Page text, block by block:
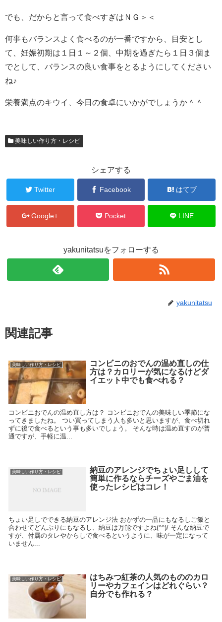
でも、だからと言って食べすぎはＮＧ＞＜
何事もバランスよく食べるのが一番ですから、目安とし
て、妊娠初期は１日１～２個、中期を過ぎたら１日３個ま
でとして、バランスの良い食事をとるようにしてください
ね♪
栄養満点のキウイ、今日の食卓にいかがでしょうか＾＾
美味しい作り方・レシピ
シェアする
Twitter Facebook はてブ
Google+ Pocket LINE
yakunitatsuをフォローする
yakunitatsu
関連記事
美味しい作り方・レシピ
コンビニのおでんの温め直しの仕
方は？カロリーが気になるけどダ
イエット中でも食べれる？
コンビニおでんの温め直し方は？ コンビニおでんの美味しい季節にな
ってきましたね。 つい買ってしまう人も多いと思いますが、食べ切れ
ずに後で食べるという事も多いでしょう。 そんな時は温め直すのが普
通ですが、手軽に温...
美味しい作り方・レシピ
納豆のアレンジでちょい足しして
簡単に作るならチーズやごま油を
使ったレシピはコレ！
ちょい足しでできる納豆のアレンジ法 おかずの一品にもなるしご飯と
合わせてどんぶりにもなるし、納豆は万能ですよね(^^)/ そんな納豆で
すが、付属のタレやからしで食べるというように、味が一定になって
いません...
美味しい作り方・レシピ
はちみつ紅茶の人気のもののカロ
リーやカフェインはどれぐらい？
自分でも作れる？